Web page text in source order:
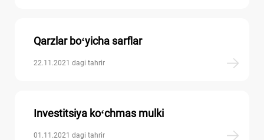
Qarzlar boʻyicha sarflar
22.11.2021 dagi tahrir
Investitsiya koʻchmas mulki
01.11.2021 dagi tahrir